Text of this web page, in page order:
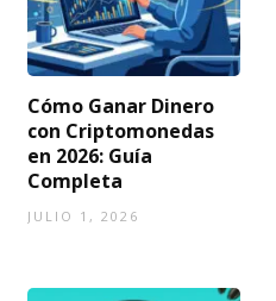
Cómo Ganar Dinero
con Criptomonedas
en 2026: Guía
Completa
JULIO 1, 2026